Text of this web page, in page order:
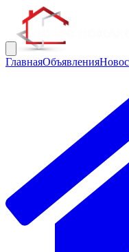
ГлавнаяОбъявления